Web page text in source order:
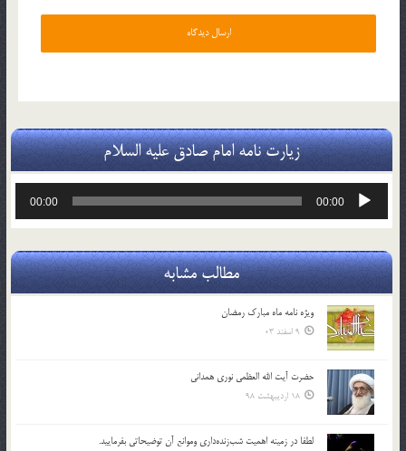
زیارت نامه امام صادق علیه السلام
پخش‌کننده
00:00
00:00
مطالب مشابه
ویژه نامه ماه مبارک رمضان
9 اسفند 03
حضرت آیت الله العظمی نوری همدانی
18 اردیبهشت 98
لطفا در زمينه اهميت شب‌زنده‌داري وموانع آن توضيحاتي بفرماييد.